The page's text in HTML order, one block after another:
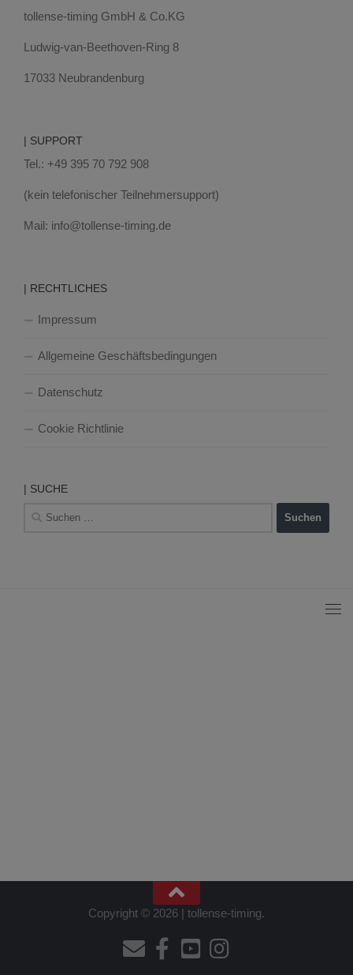
tollense-timing GmbH & Co.KG
Ludwig-van-Beethoven-Ring 8
17033 Neubrandenburg
| SUPPORT
Tel.: +49 395 70 792 908
(kein telefonischer Teilnehmersupport)
Mail: info@tollense-timing.de
| RECHTLICHES
Impressum
Allgemeine Geschäftsbedingungen
Datenschutz
Cookie Richtlinie
| SUCHE
Suchen
Copyright © 2026 | tollense-timing.